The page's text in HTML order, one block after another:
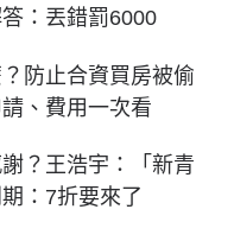
：丟錯罰6000
防止合資買房被偷
、費用一次看
？王浩宇：「新青
：7折要來了